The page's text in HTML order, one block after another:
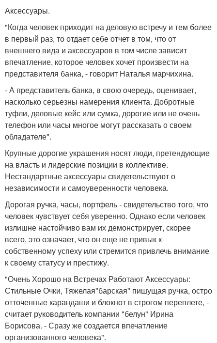
Аксессуары.
"Когда человек приходит на деловую встречу и тем более
в первый раз, то отдает себе отчет в том, что от
внешнего вида и аксессуаров в том числе зависит
впечатление, которое человек хочет произвести на
представителя банка, - говорит Наталья марчихина.
- А представитель банка, в свою очередь, оценивает,
насколько серьезны намерения клиента. Добротные
туфли, деловые кейс или сумка, дорогие или не очень
телефон или часы многое могут рассказать о своем
обладателе".
Крупные дорогие украшения носят люди, претендующие
на власть и лидерские позиции в коллективе.
Нестандартные аксессуары свидетельствуют о
независимости и самоуверенности человека.
Дорогая ручка, часы, портфель - свидетельство того, что
человек чувствует себя уверенно. Однако если человек
излишне настойчиво вам их демонстрирует, скорее
всего, это означает, что он еще не привык к
собственному успеху или стремится привлечь внимание
к своему статусу и престижу.
"Очень Хорошо на Встречах Работают Аксессуары:
Стильные Очки, Тяжелая"барская" пишущая ручка, остро
отточенные карандаши и блокнот в строгом переплете, -
считает руководитель компании "белун" Ирина
Борисова. - Сразу же создается впечатление
организованного человека".